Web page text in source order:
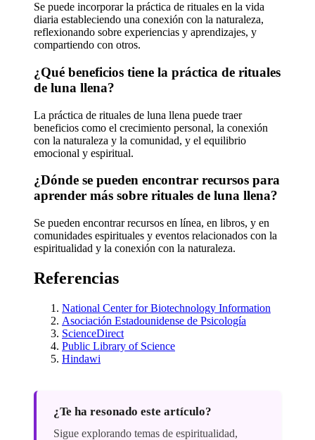
Se puede incorporar la práctica de rituales en la vida
diaria estableciendo una conexión con la naturaleza,
reflexionando sobre experiencias y aprendizajes, y
compartiendo con otros.
¿Qué beneficios tiene la práctica de rituales
de luna llena?
La práctica de rituales de luna llena puede traer
beneficios como el crecimiento personal, la conexión
con la naturaleza y la comunidad, y el equilibrio
emocional y espiritual.
¿Dónde se pueden encontrar recursos para
aprender más sobre rituales de luna llena?
Se pueden encontrar recursos en línea, en libros, y en
comunidades espirituales y eventos relacionados con la
espiritualidad y la conexión con la naturaleza.
Referencias
National Center for Biotechnology Information
Asociación Estadounidense de Psicología
ScienceDirect
Public Library of Science
Hindawi
¿Te ha resonado este artículo?
Sigue explorando temas de espiritualidad,